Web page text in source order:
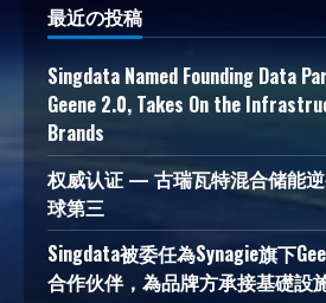
最近の投稿
Singdata Named Founding Data
Geene 2.0, Takes On the
Brands
权威认证 — 古瑞瓦特混合储能
球第三
Singdata被委任為Synagie旗下
合作伙伴，為品牌方承接基礎設